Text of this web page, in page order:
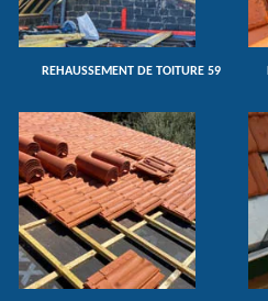
REHAUSSEMENT DE TOITURE 59